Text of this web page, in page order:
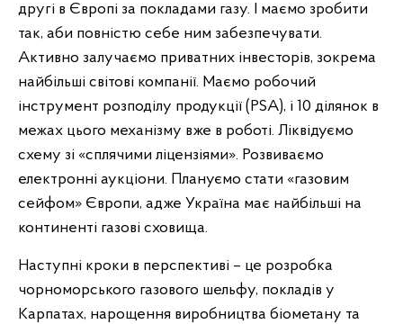
другі в Європі за покладами газу. І маємо зробити
так, аби повністю себе ним забезпечувати.
Активно залучаємо приватних інвесторів, зокрема
найбільші світові компанії. Маємо робочий
інструмент розподілу продукції (PSA), і 10 ділянок в
межах цього механізму вже в роботі. Ліквідуємо
схему зі «сплячими ліцензіями». Розвиваємо
електронні аукціони. Плануємо стати «газовим
сейфом» Європи, адже Україна має найбільші на
континенті газові сховища.
Наступні кроки в перспективі – це розробка
чорноморського газового шельфу, покладів у
Карпатах, нарощення виробництва біометану та